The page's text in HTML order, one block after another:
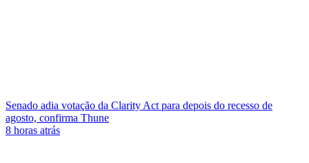
Senado adia votação da Clarity Act para depois do recesso de
agosto, confirma Thune
8 horas atrás